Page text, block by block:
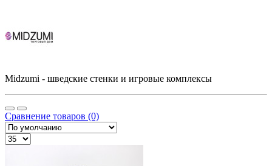
Midzumi - шведские стенки и игровые комплексы
Сравнение товаров (0)